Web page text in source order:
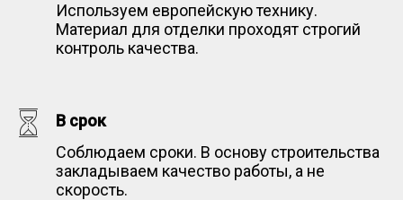
Используем европейскую технику.
Материал для отделки проходят строгий
контроль качества.
В срок
Соблюдаем сроки. В основу строительства
закладываем качество работы, а не
скорость.